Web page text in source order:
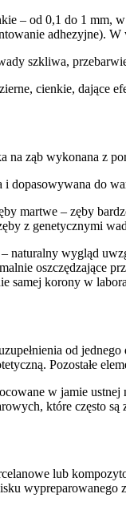
– od 0,1 do 1 mm,
adhezyjne).
szkliwa,
cienkie, dające
na ząb wykonana z
dopasowywana do
martwe – zęby
z genetycznymi
naturalny wygląd
oszczędzające
samej korony w
od
Pozostałe
w jamie
które często
lub
wypreparowanego